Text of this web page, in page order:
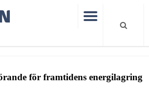
för framtidens energilagring